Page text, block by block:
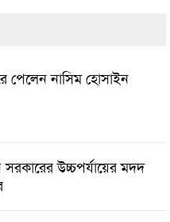
পেলেন নাসিম হোসাইন
সরকারের উচ্চপর্যায়ের মদদ